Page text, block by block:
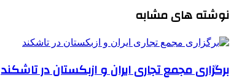
نوشته های مشابه
برگزاری مجمع تجاری ایران و ازبکستان در تاشکند